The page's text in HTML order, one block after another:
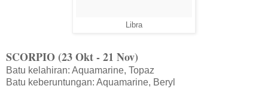
Libra
SCORPIO (23 Okt - 21 Nov)
Batu kelahiran: Aquamarine, Topaz
Batu keberuntungan: Aquamarine, Beryl